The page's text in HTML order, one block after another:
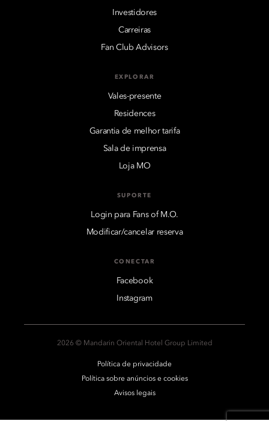
Investidores
Carreiras
Fan Club Advisors
EXPLORAR
Vales-presente
Residences
Garantia de melhor tarifa
Sala de imprensa
Loja MO
SUPORTE
Login para Fans of M.O.
Modificar/cancelar reserva
CONECTAR
Facebook
Instagram
2026 © Mandarin Oriental Hotel Group Limited
Política de privacidade
Política sobre anúncios e cookies
Avisos legais